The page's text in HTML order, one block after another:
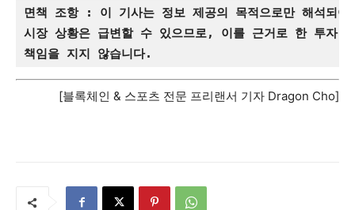
면책 조항 : 이 기사는 정보 제공의 목적으로만 해석되어
시장 상황은 급변할 수 있으므로, 이를 근거로 한 투자
책임을 지지 않습니다.
[블록체인 & 스포츠 전문 프리랜서 기자 Dragon Cho]